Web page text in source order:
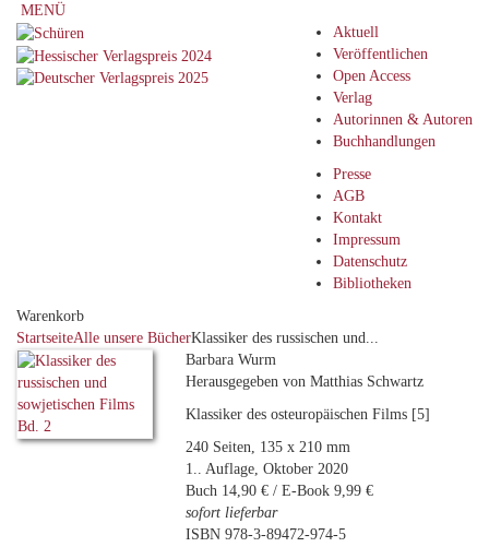
MENÜ
Aktuell
Veröffentlichen
Open Access
Verlag
Autorinnen & Autoren
Buchhandlungen
Presse
AGB
Kontakt
Impressum
Datenschutz
Bibliotheken
Warenkorb
StartseiteAlle unsere BücherKlassiker des russischen und...
Barbara Wurm
Herausgegeben von Matthias Schwartz
Klassiker des osteuropäischen Films [5]
240 Seiten, 135 x 210 mm
1.. Auflage, Oktober 2020
Buch 14,90 € / E-Book 9,99 €
sofort lieferbar
ISBN 978-3-89472-974-5